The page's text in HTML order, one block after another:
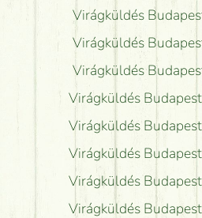
Virágküldés
Virágküldés
Virágküldés
Virágküldés
Virágküldés
Virágküldés
Virágküldés
Virágküldés